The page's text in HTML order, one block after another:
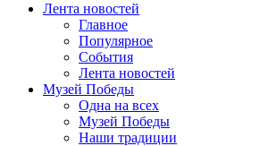
Лента новостей
Главное
Популярное
События
Лента новостей
Музей Победы
Одна на всех
Музей Победы
Наши традиции